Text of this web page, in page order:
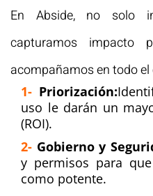
En Abside, no solo
capturamos impacto
acompañamos en todo
1- Priorización:
uso le darán un
(ROI).
2- Gobierno y
y permisos para
como potente.